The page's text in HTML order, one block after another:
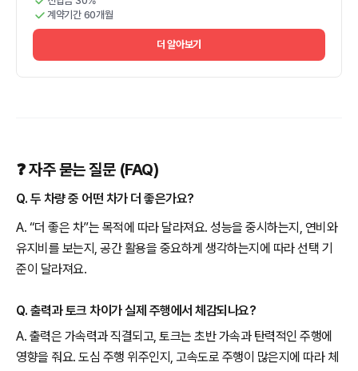
계약기간 60개월
더 알아보기
❓ 자주 묻는 질문 (FAQ)
Q. 두 차량 중 어떤 차가 더 좋은가요?
A. “더 좋은 차”는 목적에 따라 달라져요. 성능을 중시하는지, 연비와
유지비를 보는지, 공간 활용을 중요하게 생각하는지에 따라 선택 기
준이 달라져요.
Q. 출력과 토크 차이가 실제 주행에서 체감되나요?
A. 출력은 가속력과 직결되고, 토크는 초반 가속과 탄력적인 주행에
영향을 줘요. 도심 주행 위주인지, 고속도로 주행이 많은지에 따라 체